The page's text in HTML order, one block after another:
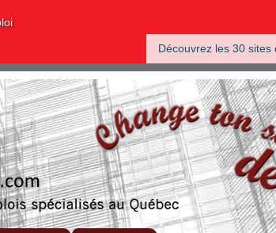
Découvrez les 30 sites